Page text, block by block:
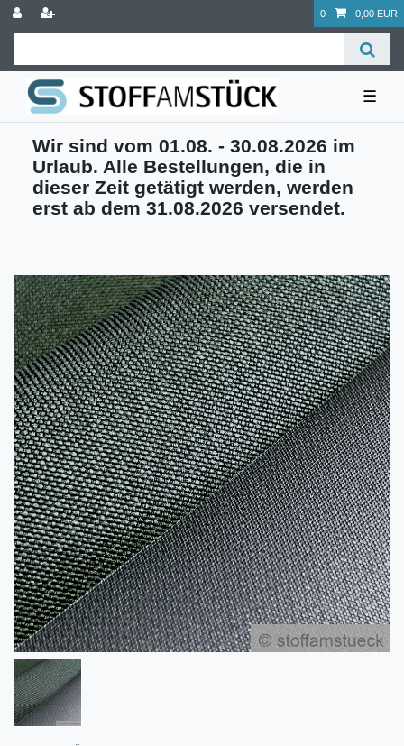
0 0,00 EUR
☰
Wir sind vom 01.08. - 30.08.2026 im
Urlaub. Alle Bestellungen, die in
dieser Zeit getätigt werden, werden
erst ab dem 31.08.2026 versendet.